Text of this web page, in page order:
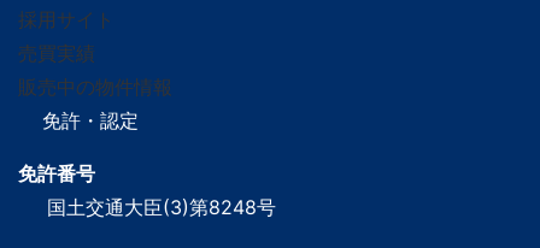
採用サイト
売買実績
販売中の物件情報
免許・認定
免許番号
国土交通大臣(3)第8248号